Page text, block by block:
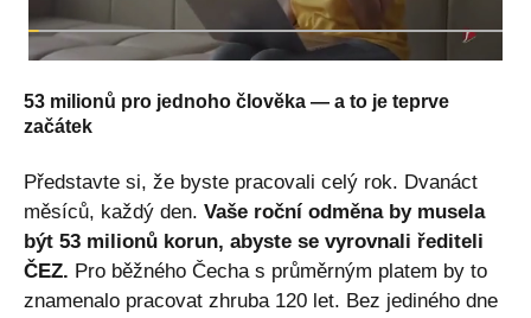
53 milionů pro jednoho člověka — a to je teprve
začátek
Představte si, že byste pracovali celý rok. Dvanáct
měsíců, každý den. Vaše roční odměna by musela
být 53 milionů korun, abyste se vyrovnali řediteli
ČEZ. Pro běžného Čecha s průměrným platem by to
znamenalo pracovat zhruba 120 let. Bez jediného dne